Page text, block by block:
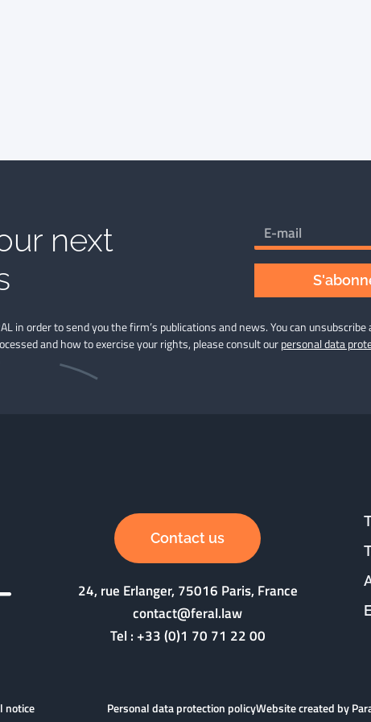
next
in order to send you the firm’s publications and news. You can
and how to exercise your rights, please consult ourpersonal data
Contact us
24, rue Erlanger, 75016 Paris, France
contact@feral.law
Tel :+33 (0)1 70 71 22 00
notice Personal data protection policyWebsite created by